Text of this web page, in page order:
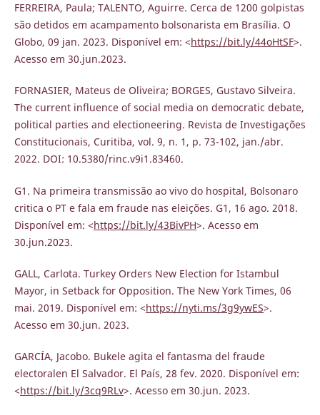
FERREIRA, Paula; TALENTO, Aguirre. Cerca de 1200 golpistas
são detidos em acampamento bolsonarista em Brasília. O
Globo, 09 jan. 2023. Disponível em: <https://bit.ly/44oHtSF>.
Acesso em 30.jun.2023.
FORNASIER, Mateus de Oliveira; BORGES, Gustavo Silveira.
The current influence of social media on democratic debate,
political parties and electioneering. Revista de Investigações
Constitucionais, Curitiba, vol. 9, n. 1, p. 73-102, jan./abr.
2022. DOI: 10.5380/rinc.v9i1.83460.
G1. Na primeira transmissão ao vivo do hospital, Bolsonaro
critica o PT e fala em fraude nas eleições. G1, 16 ago. 2018.
Disponível em: <https://bit.ly/43BivPH>. Acesso em
30.jun.2023.
GALL, Carlota. Turkey Orders New Election for Istambul
Mayor, in Setback for Opposition. The New York Times, 06
mai. 2019. Disponível em: <https://nyti.ms/3g9ywES>.
Acesso em 30.jun. 2023.
GARCÍA, Jacobo. Bukele agita el fantasma del fraude
electoralen El Salvador. El País, 28 fev. 2020. Disponível em:
<https://bit.ly/3cq9RLv>. Acesso em 30.jun. 2023.